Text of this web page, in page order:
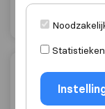
16 keer als "Goede
Oomen